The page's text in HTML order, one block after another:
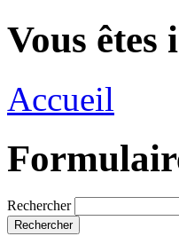
Vous êtes
Accueil
Rechercher